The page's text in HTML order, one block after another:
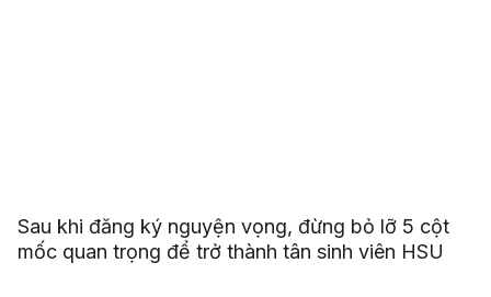
Sau khi đăng ký nguyện vọng, đừng bỏ lỡ 5 cột
mốc quan trọng để trở thành tân sinh viên HSU